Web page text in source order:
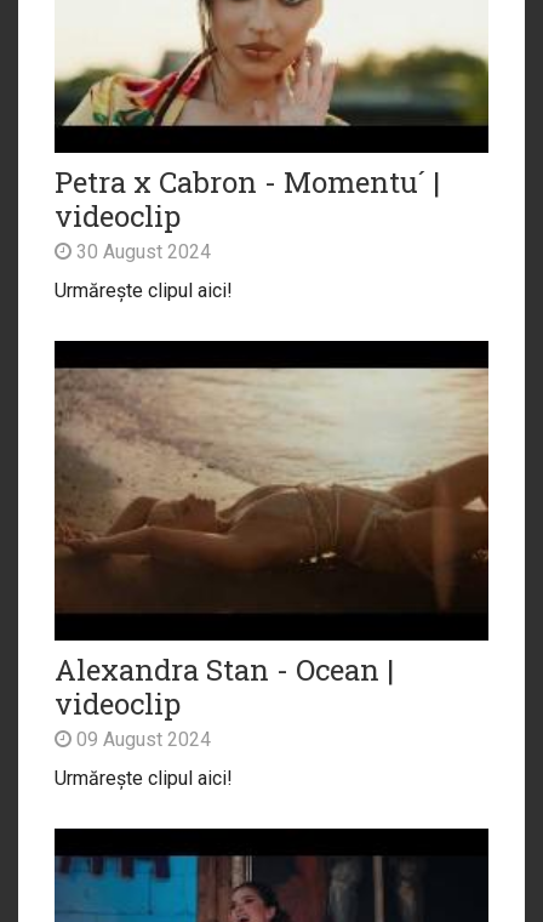
Petra x Cabron - Momentu´ |
videoclip
30 August 2024
Urmărește clipul aici!
Alexandra Stan - Ocean |
videoclip
09 August 2024
Urmărește clipul aici!